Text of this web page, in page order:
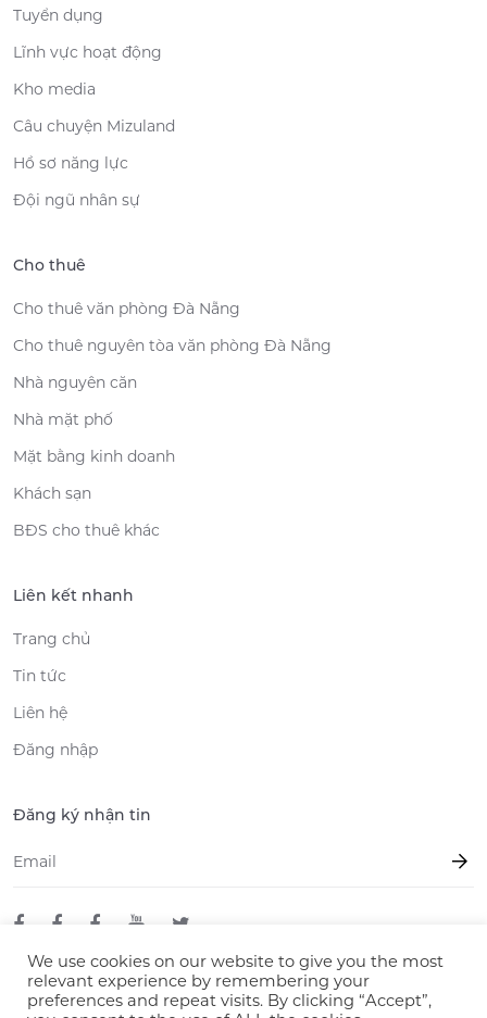
Tuyển dụng
Lĩnh vực hoạt động
Kho media
Câu chuyện Mizuland
Hồ sơ năng lực
Đội ngũ nhân sự
Cho thuê
Cho thuê văn phòng Đà Nẵng
Cho thuê nguyên tòa văn phòng Đà Nẵng
Nhà nguyên căn
Nhà mặt phố
Mặt bằng kinh doanh
Khách sạn
BĐS cho thuê khác
Liên kết nhanh
Trang chủ
Tin tức
Liên hệ
Đăng nhập
Đăng ký nhận tin
Email
© 2026 LLC Mizuki
We use cookies on our website to give you the most
relevant experience by remembering your
preferences and repeat visits. By clicking “Accept”,